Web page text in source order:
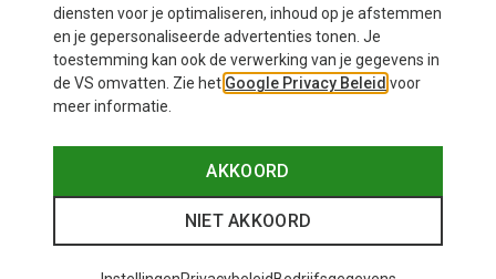
diensten voor je optimaliseren, inhoud op je afstemmen
en je gepersonaliseerde advertenties tonen. Je
toestemming kan ook de verwerking van je gegevens in
de VS omvatten. Zie het Google Privacy Beleid voor
meer informatie.
AKKOORD
NIET AKKOORD